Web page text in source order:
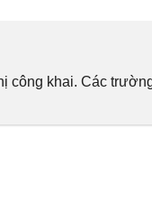
công khai. Các